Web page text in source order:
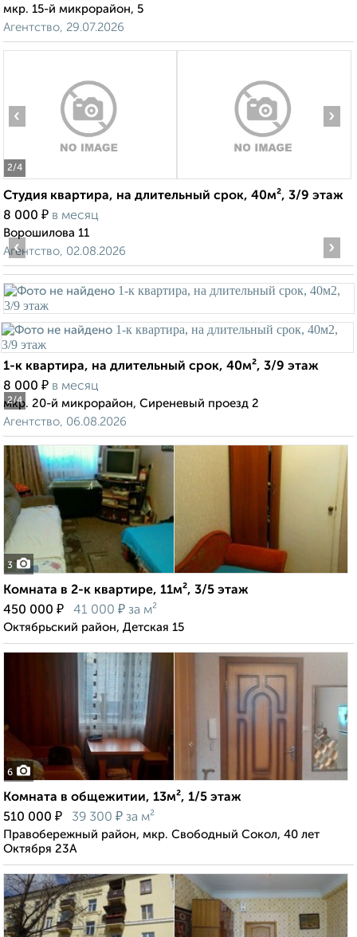
мкр. 15-й микрорайон, 5
Агентство, 29.07.2026
2/4
‹ ›
Студия квартира, на длительный срок, 40м², 3/9 этаж
8 000 ₽ в месяц
Ворошилова 11
Агентство, 02.08.2026
2/4
‹ ›
1-к квартира, на длительный срок, 40м², 3/9 этаж
8 000 ₽ в месяц
мкр. 20-й микрорайон, Сиреневый проезд 2
Агентство, 06.08.2026
3
Комната в 2-к квартире, 11м², 3/5 этаж
450 000 ₽ 41 000 ₽ за м²
Октябрьский район, Детская 15
6
Комната в общежитии, 13м², 1/5 этаж
510 000 ₽ 39 300 ₽ за м²
Правобережный район, мкр. Свободный Сокол, 40 лет
Октября 23А